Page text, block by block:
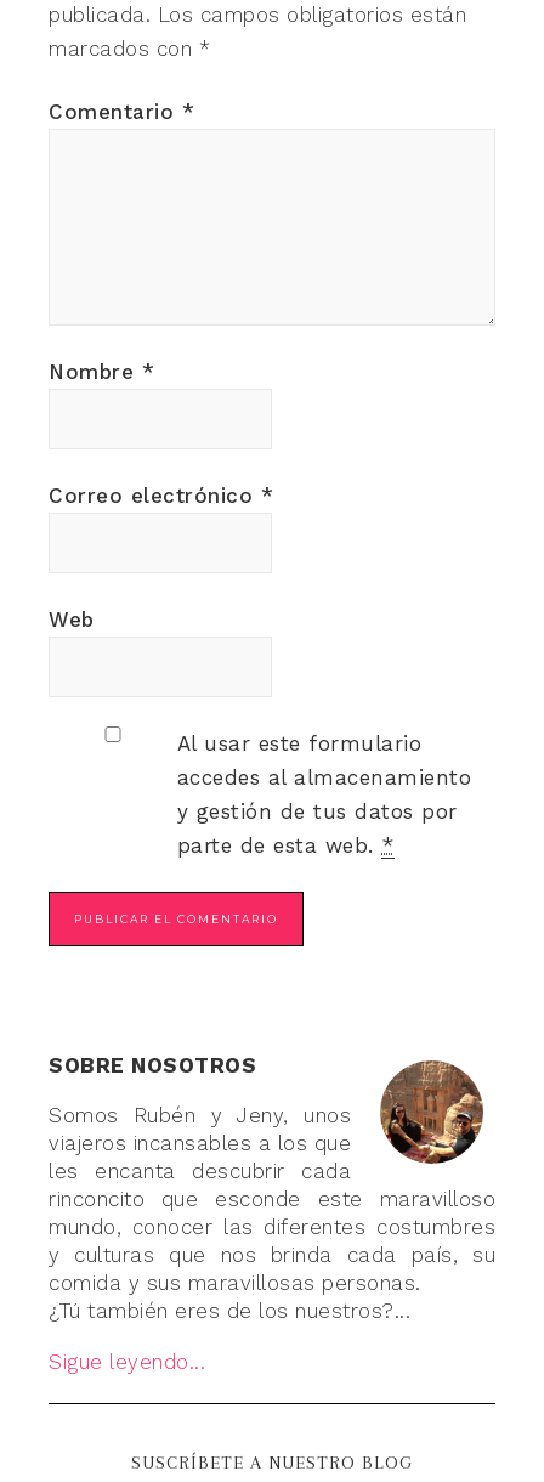
publicada. Los campos obligatorios están
marcados con *
Comentario *
Nombre *
Correo electrónico *
Web
Al usar este formulario
accedes al almacenamiento
y gestión de tus datos por
parte de esta web. *
SOBRE NOSOTROS
Somos Rubén y Jeny, unos
viajeros incansables a los que
les encanta descubrir cada
rinconcito que esconde este maravilloso
mundo, conocer las diferentes costumbres
y culturas que nos brinda cada país, su
comida y sus maravillosas personas.
¿Tú también eres de los nuestros?...
Sigue leyendo...
SUSCRÍBETE A NUESTRO BLOG